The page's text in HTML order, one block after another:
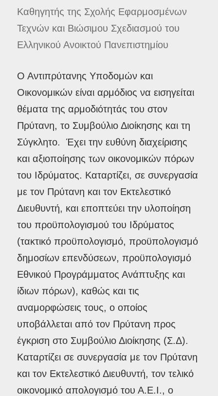
Καθηγητής της Σχολής Εφαρμοσμένων
Τεχνών και Βιώσιμου Σχεδιασμού του
Ελληνικού Ανοικτού Πανεπιστημίου
Ο Αντιπρύτανης Υποδομών και
Οικονομικών είναι αρμόδιος να εισηγείται
θέματα της αρμοδιότητάς του στον
Πρύτανη, το Συμβούλιο Διοίκησης και τη
Σύγκλητο. Έχει την ευθύνη διαχείρισης
και αξιοποίησης των οικονομικών πόρων
του Ιδρύματος. Καταρτίζει, σε συνεργασία
με τον Πρύτανη και τον Εκτελεστικό
Διευθυντή, και εποπτεύει την υλοποίηση
του προϋπολογισμού του Ιδρύματος
(τακτικό προϋπολογισμό, προϋπολογισμό
δημοσίων επενδύσεων, προϋπολογισμό
Εθνικού Προγράμματος Ανάπτυξης και
ίδιων πόρων), καθώς και τις
αναμορφώσεις τους, ο οποίος
υποβάλλεται από τον Πρύτανη προς
έγκριση στο Συμβούλιο Διοίκησης (Σ.Δ).
Καταρτίζει σε συνεργασία με τον Πρύτανη
και τον Εκτελεστικό Διευθυντή, τον τελικό
οικονομικό απολογισμό του Α.Ε.Ι., ο